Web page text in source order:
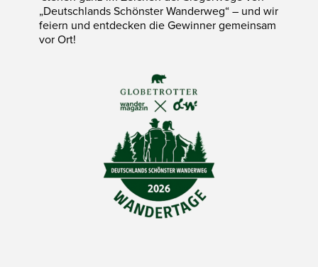
„Deutschlands Schönster Wanderweg“ – und wir
feiern und entdecken die Gewinner gemeinsam
vor Ort!